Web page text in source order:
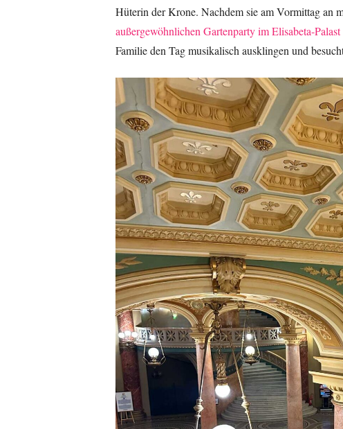
Hüterin der Krone. Nachdem sie am Vormittag an
außergewöhnlichen Gartenparty im Elisabeta-Palast
Familie den Tag musikalisch ausklingen und